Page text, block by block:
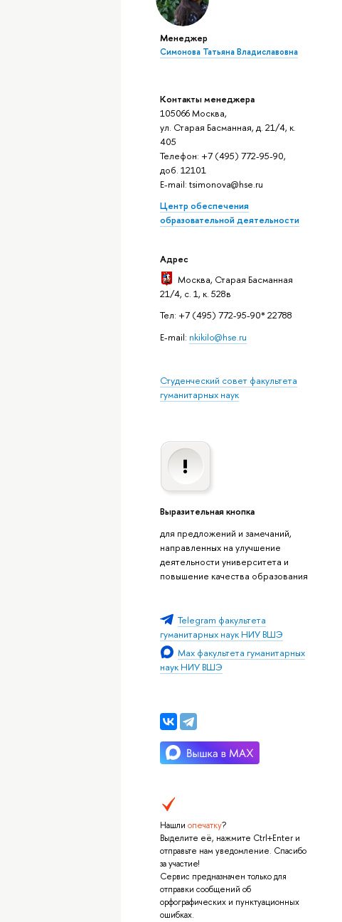
Менеджер
Симонова Татьяна Владиславовна
Контакты менеджера
105066 Москва,
ул. Старая Басманная, д. 21/4, к.
405
Телефон: +7 (495) 772-95-90,
доб. 12101
E-mail: tsimonova@hse.ru
Центр обеспечения
образовательной деятельности
Адрес
Москва, Старая Басманная
21/4, с. 1, к. 528в
Тел: +7 (495) 772-95-90* 22788
E-mail: nkikilo@hse.ru
Студенческий совет факультета
гуманитарных наук
Выразительная кнопка
для предложений и замечаний,
направленных на улучшение
деятельности университета и
повышение качества образования
Telegram факультета
гуманитарных наук НИУ ВШЭ
Max факультета гуманитарных
наук НИУ ВШЭ
Нашли опечатку?
Выделите её, нажмите Ctrl+Enter и
отправьте нам уведомление. Спасибо
за участие!
Сервис предназначен только для
отправки сообщений об
орфографических и пунктуационных
ошибках.